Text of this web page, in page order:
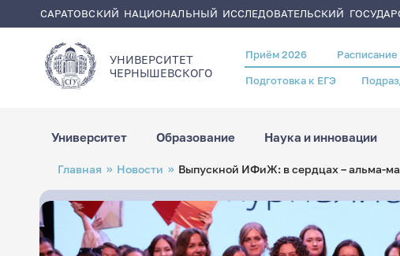
содержанию
САРАТОВСКИЙ НАЦИОНАЛЬНЫЙ ИССЛЕДОВАТЕЛЬСКИЙ
УНИВЕРСИТЕТ
ЧЕРНЫШЕВСКОГO
Header
menu
Приём 2026 Расписание
Подготовка к ЕГЭ
Университет Образование Наука и инновации
Строка
навигации
Главная Новости Выпускной ИФиЖ: в сердцах – альма-